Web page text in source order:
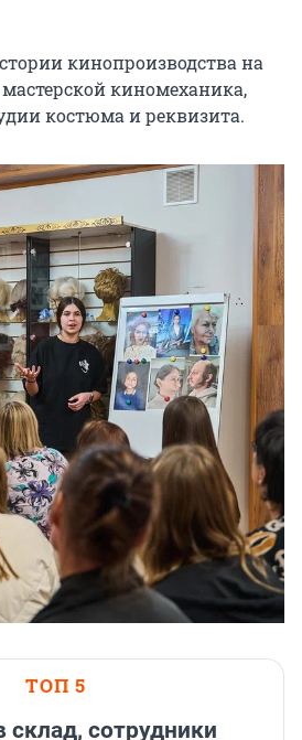
кинопроизводства на
киномеханика,
костюма и реквизита.
ТОП 5
склад, сотрудники